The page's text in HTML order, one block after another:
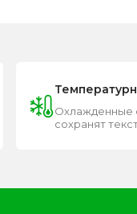
Охлажденные
сохранят